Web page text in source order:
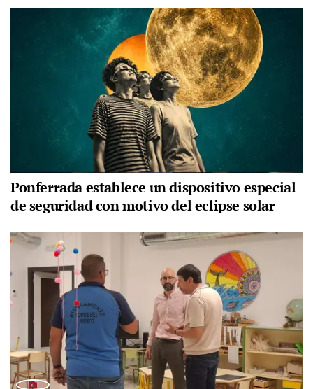
Ponferrada establece un dispositivo especial
de seguridad con motivo del eclipse solar